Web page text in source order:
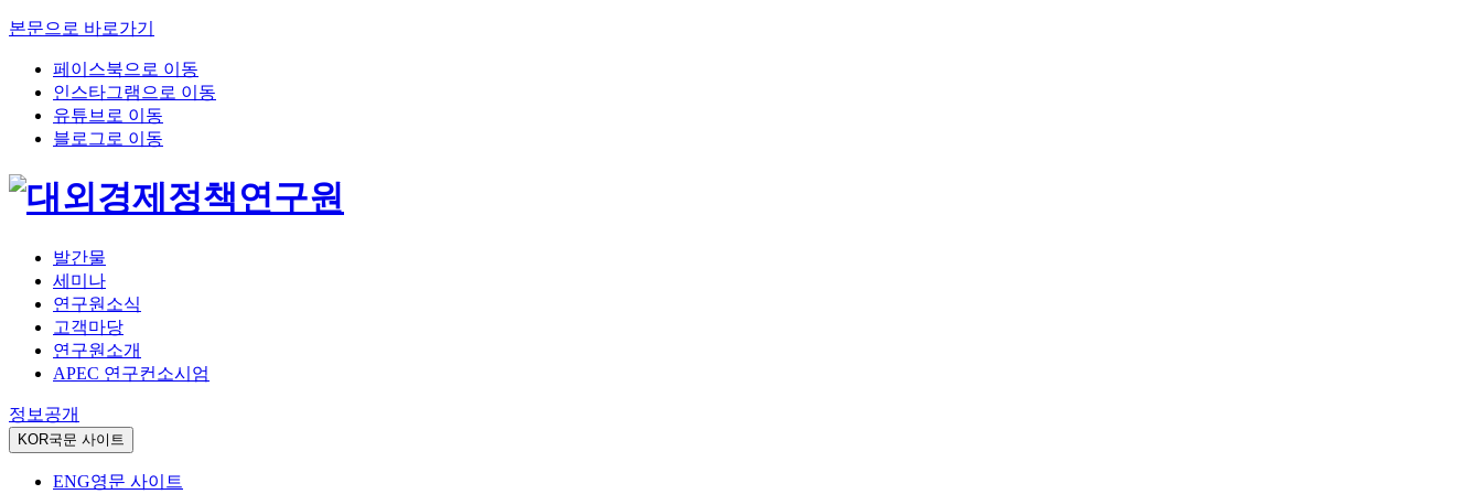
본문으로 바로가기
페이스북으로 이동
인스타그램으로 이동
유튜브로 이동
블로그로 이동
발간물
세미나
연구원소식
고객마당
연구원소개
APEC 연구컨소시엄
정보공개
KOR국문 사이트
ENG영문 사이트